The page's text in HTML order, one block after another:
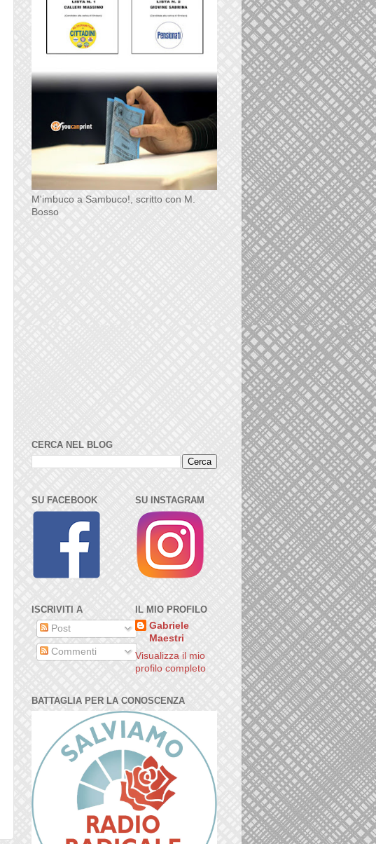
M'imbuco a Sambuco!, scritto con M.
Bosso
CERCA NEL BLOG
SU FACEBOOK
ISCRIVITI A
Post
Commenti
SU INSTAGRAM
IL MIO PROFILO
Gabriele
Maestri
Visualizza il mio
profilo completo
BATTAGLIA PER LA CONOSCENZA